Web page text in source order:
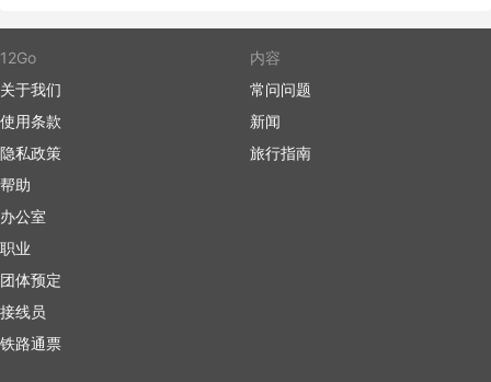
12Go
关于我们
使用条款
隐私政策
帮助
办公室
职业
团体预定
接线员
铁路通票
内容
常问问题
新闻
旅行指南